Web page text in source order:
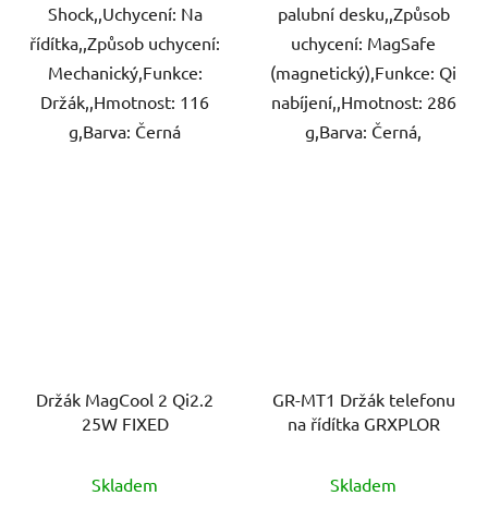
Shock,,Uchycení: Na
řídítka,,Způsob uchycení:
Mechanický,Funkce:
Držák,,Hmotnost: 116
g,Barva: Černá
palubní desku,,Způsob
uchycení: MagSafe
(magnetický),Funkce: Qi
nabíjení,,Hmotnost: 286
g,Barva: Černá,
Držák MagCool 2 Qi2.2
25W FIXED
Skladem
GR-MT1 Držák telefonu
na řídítka GRXPLOR
Skladem